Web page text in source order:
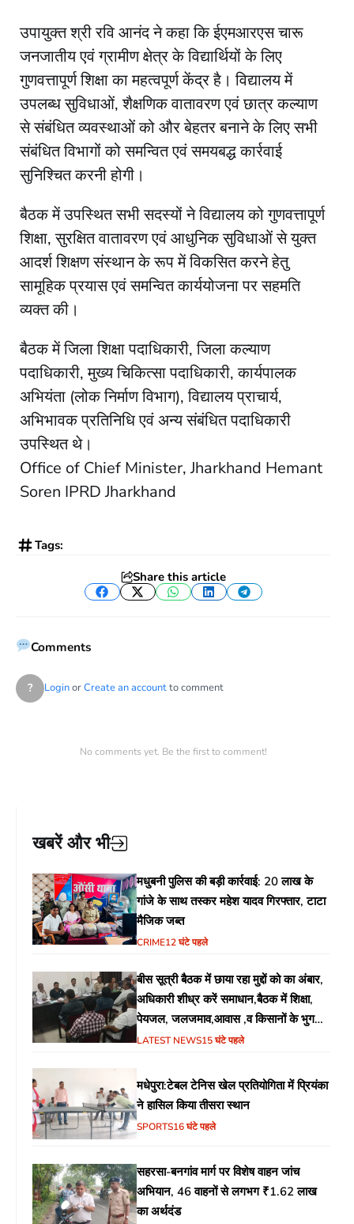
उपायुक्त श्री रवि आनंद ने कहा कि ईएमआरएस चारू
जनजातीय एवं ग्रामीण क्षेत्र के विद्यार्थियों के लिए
गुणवत्तापूर्ण शिक्षा का महत्वपूर्ण केंद्र है। विद्यालय में
उपलब्ध सुविधाओं, शैक्षणिक वातावरण एवं छात्र कल्याण
से संबंधित व्यवस्थाओं को और बेहतर बनाने के लिए सभी
संबंधित विभागों को समन्वित एवं समयबद्ध कार्रवाई
सुनिश्चित करनी होगी।
बैठक में उपस्थित सभी सदस्यों ने विद्यालय को गुणवत्तापूर्ण
शिक्षा, सुरक्षित वातावरण एवं आधुनिक सुविधाओं से युक्त
आदर्श शिक्षण संस्थान के रूप में विकसित करने हेतु
सामूहिक प्रयास एवं समन्वित कार्ययोजना पर सहमति
व्यक्त की।
बैठक में जिला शिक्षा पदाधिकारी, जिला कल्याण
पदाधिकारी, मुख्य चिकित्सा पदाधिकारी, कार्यपालक
अभियंता (लोक निर्माण विभाग), विद्यालय प्राचार्य,
अभिभावक प्रतिनिधि एवं अन्य संबंधित पदाधिकारी
उपस्थित थे।
Office of Chief Minister, Jharkhand Hemant
Soren IPRD Jharkhand
Tags:
Share this article
Facebook
TwitterWhatsApp
LinkedInTelegram
Comments
? LoginorCreate an accountto comment
No comments yet. Be the first to comment!
खबरें और भी
मधुबनी पुलिस की बड़ी कार्रवाई: 20 लाख के
गांजे के साथ तस्कर महेश यादव गिरफ्तार, टाटा
मैजिक जब्त
CRIME12 घंटे पहले
बीस सूत्री बैठक में छाया रहा मुद्दों को का अंबार,
अधिकारी शीध्र करें समाधान,बैठक में शिक्षा,
पेयजल, जलजमाव,आवास ,व किसानों के भुगतान
का उठा मुद्दा
LATEST NEWS15 घंटे पहले
मधेपुरा:टेबल टेनिस खेल प्रतियोगिता में प्रियंका
ने हासिल किया तीसरा स्थान
SPORTS16 घंटे पहले
सहरसा-बनगांव मार्ग पर विशेष वाहन जांच
अभियान, 46 वाहनों से लगभग ₹1.62 लाख
का अर्थदंड